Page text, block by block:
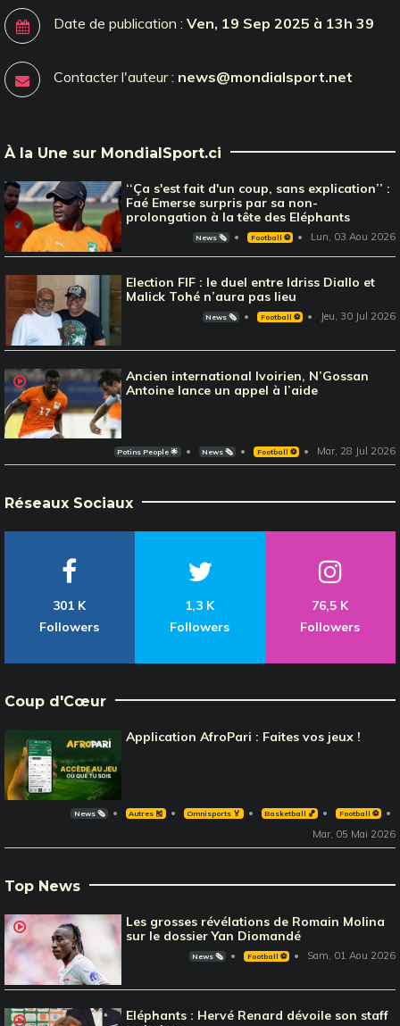
Date de publication : Ven, 19 Sep 2025 à 13h 39
Contacter l'auteur : news@mondialsport.net
À la Une sur MondialSport.ci
‘‘Ça s'est fait d'un coup, sans explication’’ :
Faé Emerse surpris par sa non-
prolongation à la tête des Eléphants
News 🗞️ Football ⚽️ Lun, 03 Aou 2026
Election FIF : le duel entre Idriss Diallo et
Malick Tohé n’aura pas lieu
News 🗞️ Football ⚽️ Jeu, 30 Jul 2026
Ancien international Ivoirien, N’Gossan
Antoine lance un appel à l’aide
Potins People 🌟 News 🗞️ Football ⚽️ Mar, 28 Jul 2026
Réseaux Sociaux
301 K
Followers
1,3 K
Followers
76,5 K
Followers
Coup d'Cœur
Application AfroPari : Faites vos jeux !
News 🗞️ Autres 🎽 Omnisports 🏅 Basketball 🏀 Football ⚽️
Mar, 05 Mai 2026
Top News
Les grosses révélations de Romain Molina
sur le dossier Yan Diomandé
News 🗞️ Football ⚽️ Sam, 01 Aou 2026
Eléphants : Hervé Renard dévoile son staff